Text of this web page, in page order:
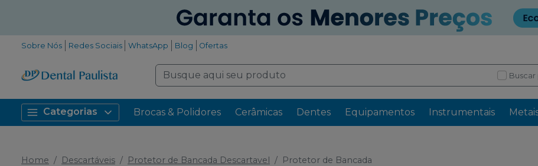
Sobre Nós Redes Sociais WhatsApp Blog Ofertas
Categorias Brocas & Polidores Cerâmicas Dentes Equipamentos Instrumentais
Home Descartáveis Protetor de Bancada Descartavel Protetor de Bancada